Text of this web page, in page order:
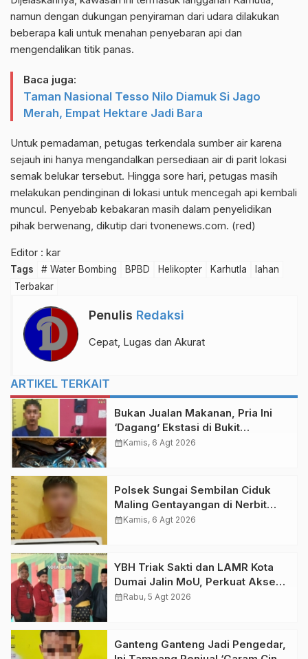
namun dengan dukungan penyiraman dari udara dilakukan
beberapa kali untuk menahan penyebaran api dan
mengendalikan titik panas.
Baca juga:
Taman Nasional Tesso Nilo Diamuk Si Jago
Merah, Empat Hektare Jadi Bara
Untuk pemadaman, petugas terkendala sumber air karena
sejauh ini hanya mengandalkan persediaan air di parit lokasi
semak belukar tersebut. Hingga sore hari, petugas masih
melakukan pendinginan di lokasi untuk mencegah api kembali
muncul. Penyebab kebakaran masih dalam penyelidikan
pihak berwenang, dikutip dari tvonenews.com. (red)
Editor : kar
Tags # Water Bombing BPBD Helikopter Karhutla
lahan
Terbakar
Penulis Redaksi
Cepat, Lugas dan Akurat
ARTIKEL TERKAIT
Bukan Jualan Makanan, Pria Ini
‘Dagang’ Ekstasi di Bukit
Gelanggang Dumai
calendar_monthKamis, 6 Agt 2026
Polsek Sungai Sembilan Ciduk
Maling Gentayangan di Nerbit
Besar Dumai
calendar_monthKamis, 6 Agt 2026
YBH Triak Sakti dan LAMR Kota
Dumai Jalin MoU, Perkuat Akses
Bantuan Hukum bagi Masyarakat
calendar_monthRabu, 5 Agt 2026
Ganteng Ganteng Jadi Pengedar,